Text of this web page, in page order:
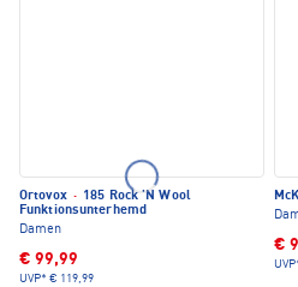
Ortovox · 185 Rock 'N Wool
Funktionsunterhemd
Damen
€ 99,99
UVP* € 119,99
€